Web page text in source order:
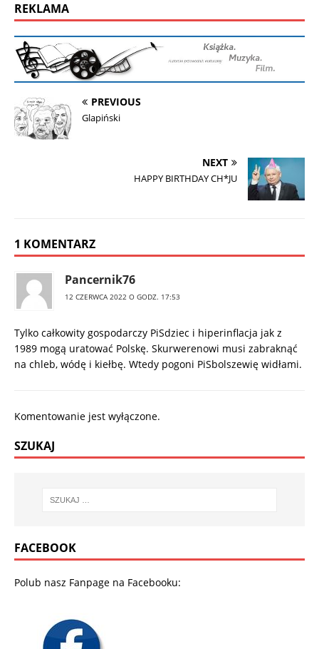
REKLAMA
PREVIOUS
Glapiński
NEXT
HAPPY BIRTHDAY CH*JU
1 KOMENTARZ
Pancernik76
12 CZERWCA 2022 O GODZ. 17:53
Tylko całkowity gospodarczy PiSdziec i hiperinflacja jak z
1989 mogą uratować Polskę. Skurwerenowi musi zabraknąć
na chleb, wódę i kiełbę. Wtedy pogoni PiSbolszewię widłami.
Komentowanie jest wyłączone.
SZUKAJ
FACEBOOK
Polub nasz Fanpage na Facebooku: